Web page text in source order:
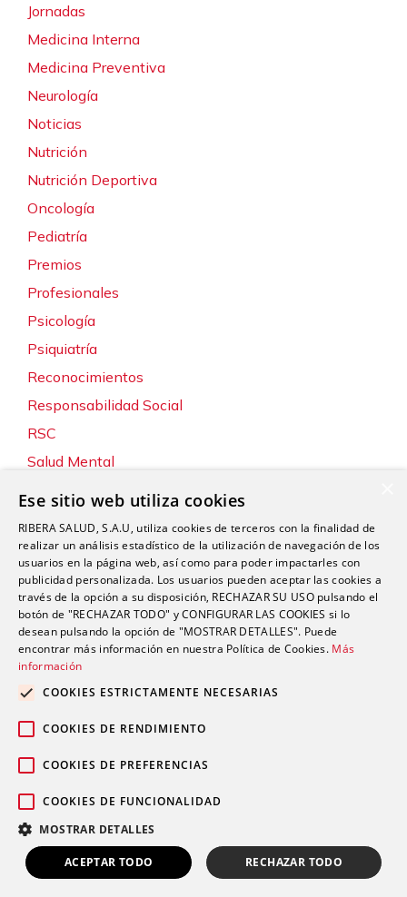
LLÁMANOS
Jornadas
Medicina Interna
Medicina Preventiva
Neurología
Noticias
Nutrición
Nutrición Deportiva
Oncología
Pediatría
Premios
Profesionales
Psicología
Psiquiatría
Reconocimientos
Responsabilidad Social
RSC
Salud Mental
Servicios
Sostenibilidad y Medio Ambiente
Tecnología
Traumatología y Cirugía Ortopédica
Unidad de Tráfico
Urgencias
Urología
© 2026 Grupo Ribera |
cookies|Aviso legal|Canal Ético
Pedir cita
Ese sitio web utiliza cookies
RIBERA SALUD, S.A.U, utiliza cookies de terceros con la finalidad de
realizar un análisis estadístico de la utilización de navegación de los
usuarios en la página web, así como para poder impactarles con
publicidad personalizada. Los usuarios pueden aceptar las cookies a
través de la opción a su disposición, RECHAZAR SU USO pulsando el
botón de "RECHAZAR TODO" y CONFIGURAR LAS COOKIES si lo
desean pulsando la opción de "MOSTRAR DETALLES". Puede
encontrar más información en nuestra Política de Cookies. Más
información
COOKIES ESTRICTAMENTE NECESARIAS
COOKIES DE RENDIMIENTO
COOKIES DE PREFERENCIAS
COOKIES DE FUNCIONALIDAD
MOSTRAR DETALLES
ACEPTAR TODO RECHAZAR TODO